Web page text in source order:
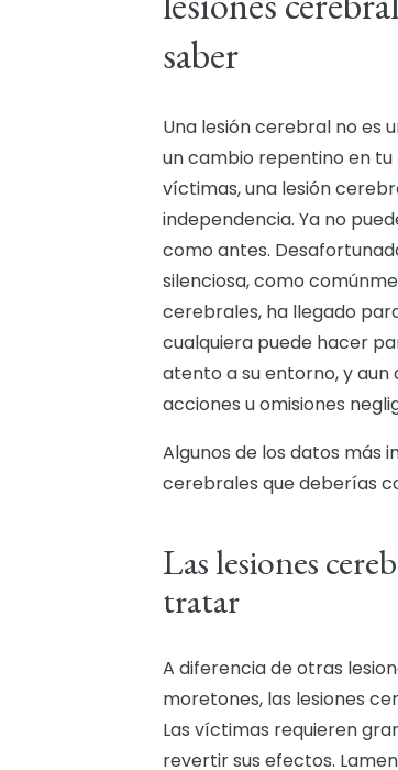
saber
Una lesión cerebral no es
un cambio repentino en tu
víctimas, una lesión
independencia. Ya no
como antes.
silenciosa, como
cerebrales, ha llegado
cualquiera puede hacer
atento a su entorno, y
acciones u omisiones
Algunos de los datos más
cerebrales que deberías
Las lesiones
tratar
A diferencia de otras
moretones, las lesiones
Las víctimas requieren
revertir sus efectos.